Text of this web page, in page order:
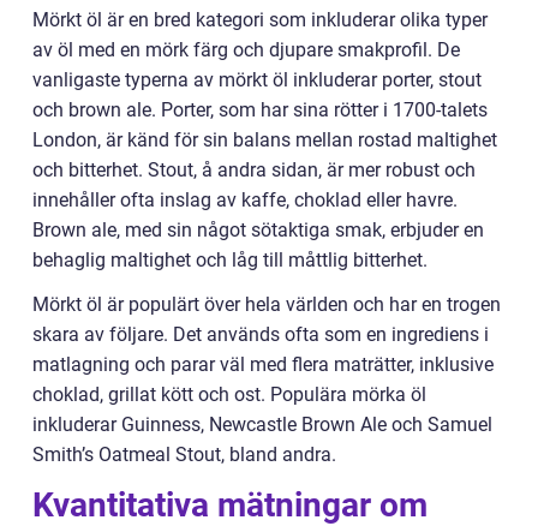
Mörkt öl är en bred kategori som inkluderar olika typer
av öl med en mörk färg och djupare smakprofil. De
vanligaste typerna av mörkt öl inkluderar porter, stout
och brown ale. Porter, som har sina rötter i 1700-talets
London, är känd för sin balans mellan rostad maltighet
och bitterhet. Stout, å andra sidan, är mer robust och
innehåller ofta inslag av kaffe, choklad eller havre.
Brown ale, med sin något sötaktiga smak, erbjuder en
behaglig maltighet och låg till måttlig bitterhet.
Mörkt öl är populärt över hela världen och har en trogen
skara av följare. Det används ofta som en ingrediens i
matlagning och parar väl med flera maträtter, inklusive
choklad, grillat kött och ost. Populära mörka öl
inkluderar Guinness, Newcastle Brown Ale och Samuel
Smith’s Oatmeal Stout, bland andra.
Kvantitativa mätningar om